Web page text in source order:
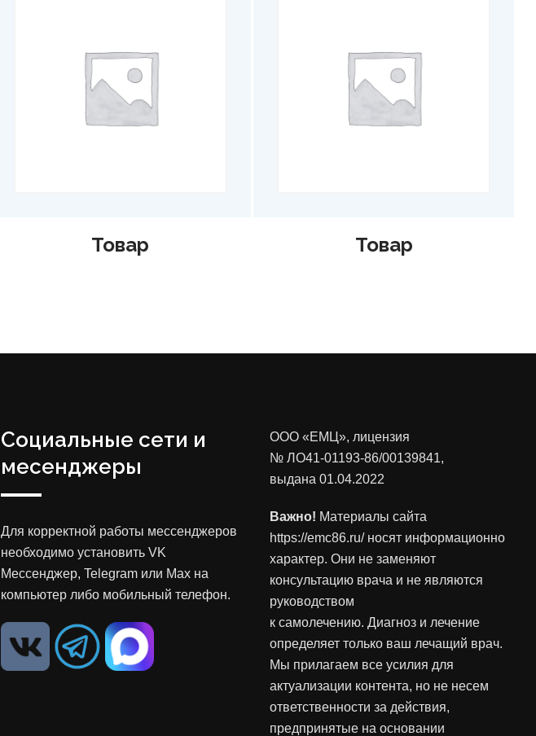
Товар Товар
Социальные сети и
месенджеры
Для корректной работы мессенджеров
необходимо установить VK
Мессенджер, Telegram или Max на
компьютер либо мобильный телефон.
ООО «ЕМЦ», лицензия
№ ЛО41-01193-86/00139841,
выдана 01.04.2022
Важно! Материалы сайта
https://emc86.ru/ носят информационно
характер. Они не заменяют
консультацию врача и не являются
руководством
к самолечению. Диагноз и лечение
определяет только ваш лечащий врач.
Мы прилагаем все усилия для
актуализации контента, но не несем
ответственности за действия,
предпринятые на основании